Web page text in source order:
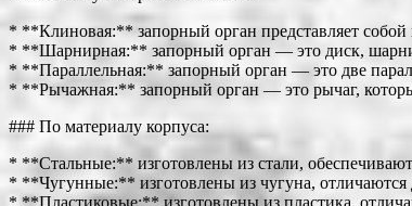
* **Клиновая:** запорный орган представляет собой
* **Шарнирная:** запорный орган — это диск,
* **Параллельная:** запорный орган — это две
* **Рычажная:** запорный орган — это рычаг,
### По материалу корпуса:
* **Стальные:** изготовлены из стали,
* **Чугунные:** изготовлены из чугуна,